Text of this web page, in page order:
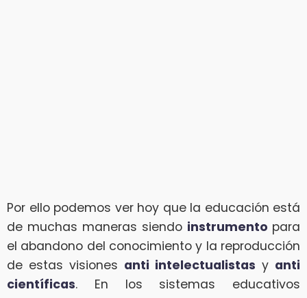
Por ello podemos ver hoy que la educación está
de muchas maneras siendo instrumento para
el abandono del conocimiento y la reproducción
de estas visiones anti intelectualistas y anti
científicas. En los sistemas educativos